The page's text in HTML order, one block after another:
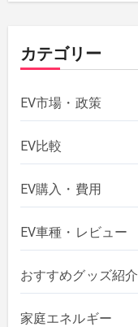
カテゴリー
EV市場・政策
EV比較
EV購入・費用
EV車種・レビュー
おすすめグッズ紹介
家庭エネルギー